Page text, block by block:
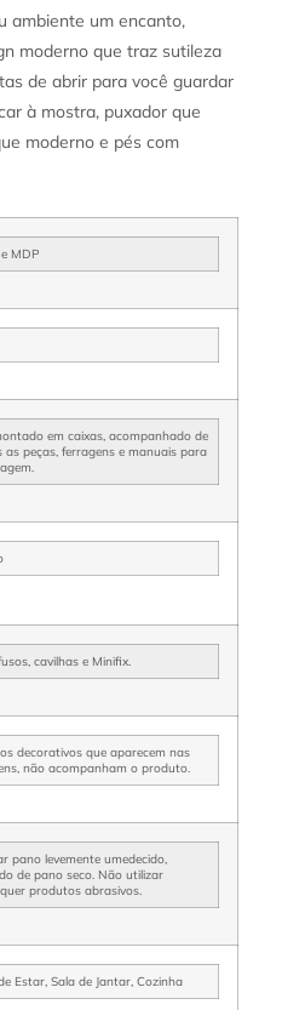
ambiente um encanto,
moderno que traz sutileza
de abrir para você guardar
à mostra, puxador que
moderno e pés com
MDP
em caixas, acompanhado de
as peças, ferragens e manuais para
cavilhas e Minifix.
decorativos que aparecem nas
não acompanham o produto.
pano levemente umedecido,
de pano seco. Não utilizar
produtos abrasivos.
Estar, Sala de Jantar, Cozinha